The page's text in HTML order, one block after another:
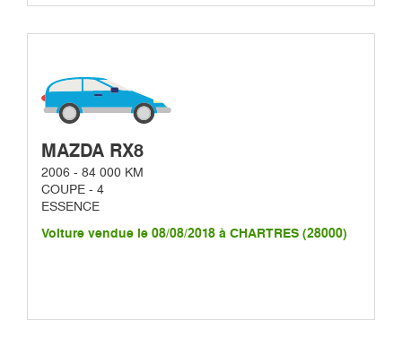
MAZDA RX8
2006 - 84 000 KM
COUPE - 4
ESSENCE
Voiture vendue le 08/08/2018 à CHARTRES (28000)